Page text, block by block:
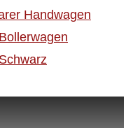
Handwagen